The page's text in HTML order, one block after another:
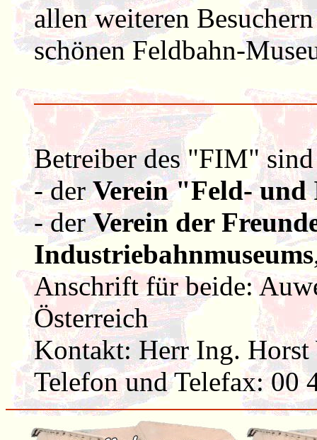
allen weiteren
schönen Feldbahn-
Betreiber des "FIM" sind
- derVerein "Feld-
- derVerein der
Industriebahnmuseums
Anschrift für beide:
Österreich
Kontakt: Herr Ing.
Telefon und Telefax: 00